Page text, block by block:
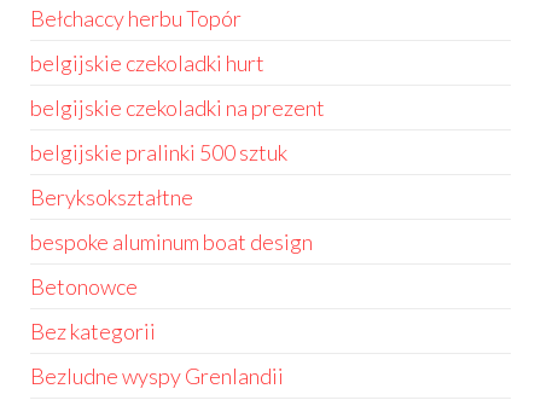
Bełchaccy herbu Topór
belgijskie czekoladki hurt
belgijskie czekoladki na prezent
belgijskie pralinki 500 sztuk
Beryksokształtne
bespoke aluminum boat design
Betonowce
Bez kategorii
Bezludne wyspy Grenlandii